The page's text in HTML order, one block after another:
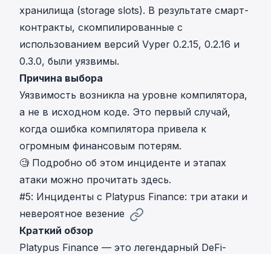
хранилища (storage slots). В результате смарт-
контракты, скомпилированные с
использованием версий Vyper 0.2.15, 0.2.16 и
0.3.0, были уязвимы.
Причина выбора
Уязвимость возникла на уровне компилятора,
а не в исходном коде. Это первый случай,
когда ошибка компилятора привела к
огромным финансовым потерям.
🧐 Подробно об этом инциденте и этапах
атаки можно прочитать здесь.
#5: Инциденты с Platypus Finance: три атаки и
невероятное везение
Краткий обзор
Platypus Finance — это легендарный DeFi-